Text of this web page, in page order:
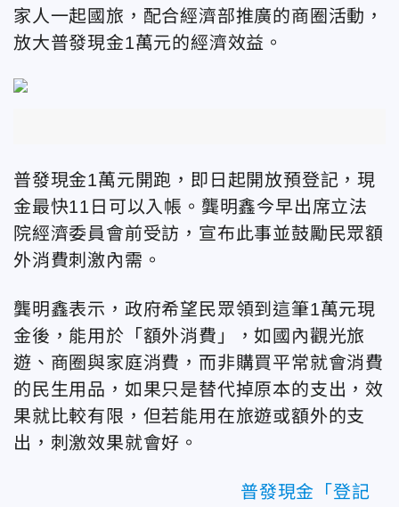
家人一起國旅，配合經濟部推廣的商圈活動，
放大普發現金1萬元的經濟效益。
普發現金1萬元開跑，即日起開放預登記，現
金最快11日可以入帳。龔明鑫今早出席立法
院經濟委員會前受訪，宣布此事並鼓勵民眾額
外消費刺激內需。
龔明鑫表示，政府希望民眾領到這筆1萬元現
金後，能用於「額外消費」，如國內觀光旅
遊、商圈與家庭消費，而非購買平常就會消費
的民生用品，如果只是替代掉原本的支出，效
果就比較有限，但若能用在旅遊或額外的支
出，刺激效果就會好。
普發現金「登記